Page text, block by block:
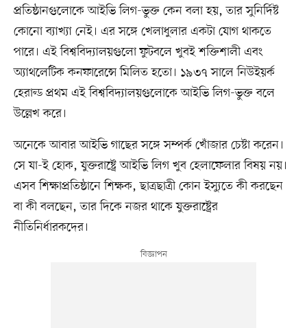
প্রতিষ্ঠানগুলোকে আইভি লিগ-ভুক্ত কেন বলা হয়, তার সুনির্দিষ্ট
কোনো ব্যাখ্যা নেই। এর সঙ্গে খেলাধুলার একটা যোগ থাকতে
পারে। এই বিশ্ববিদ্যালয়গুলো ফুটবলে খুবই শক্তিশালী এবং
অ্যাথলেটিক কনফারেন্সে মিলিত হতো। ১৯৩৭ সালে নিউইয়র্ক
হেরাল্ড প্রথম এই বিশ্ববিদ্যালয়গুলোকে আইভি লিগ-ভুক্ত বলে
উল্লেখ করে।
অনেকে আবার আইভি গাছের সঙ্গে সম্পর্ক খোঁজার চেষ্টা করেন।
সে যা-ই হোক, যুক্তরাষ্ট্রে আইভি লিগ খুব হেলাফেলার বিষয় নয়।
এসব শিক্ষাপ্রতিষ্ঠানে শিক্ষক, ছাত্রছাত্রী কোন ইস্যুতে কী করছেন
বা কী বলছেন, তার দিকে নজর থাকে যুক্তরাষ্ট্রের
নীতিনির্ধারকদের।